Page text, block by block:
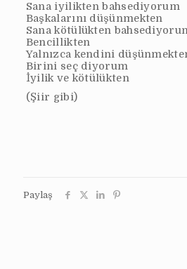
Sana iyilikten bahsediyorum
Başkalarını düşünmekten
Sana kötülükten
Bencillikten
Yalnızca kendini
Birini seç diyorum
İyilik ve kötülükten
(Şiir gibi)
Paylaş